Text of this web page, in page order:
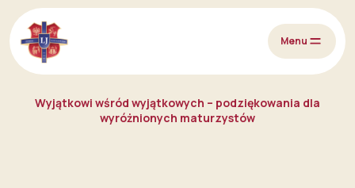
Przejdź do treści
Menu
Wyjątkowi wśród wyjątkowych – podziękowania dla
wyróżnionych maturzystów